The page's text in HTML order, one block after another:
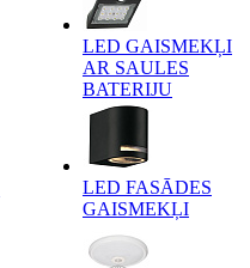
LED GAISMEKĻI
AR SAULES
BATERIJU
LED FASĀDES
GAISMEKĻI